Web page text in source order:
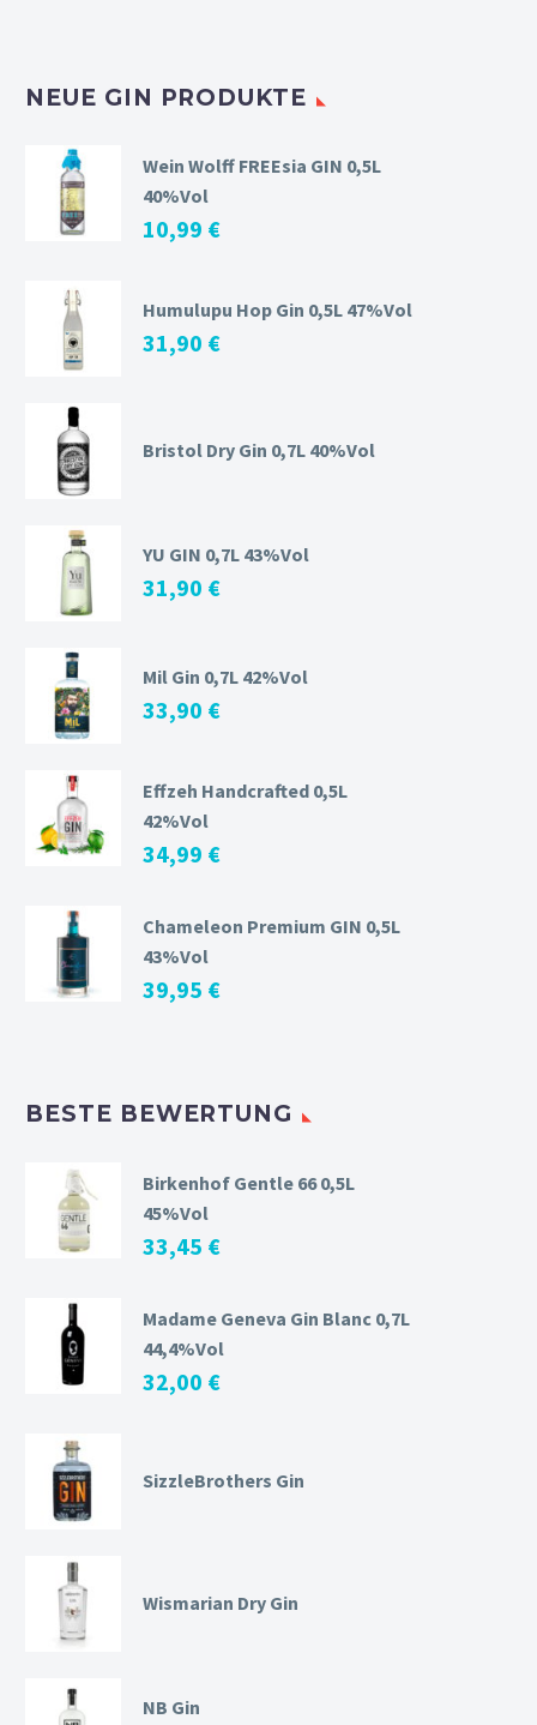
NEUE GIN PRODUKTE
Wein Wolff FREEsia GIN 0,5L
40%Vol
10,99 €
Humulupu Hop Gin 0,5L 47%Vol
31,90 €
Bristol Dry Gin 0,7L 40%Vol
YU GIN 0,7L 43%Vol
31,90 €
Mil Gin 0,7L 42%Vol
33,90 €
Effzeh Handcrafted 0,5L
42%Vol
34,99 €
Chameleon Premium GIN 0,5L
43%Vol
39,95 €
BESTE BEWERTUNG
Birkenhof Gentle 66 0,5L
45%Vol
33,45 €
Madame Geneva Gin Blanc 0,7L
44,4%Vol
32,00 €
SizzleBrothers Gin
Wismarian Dry Gin
NB Gin